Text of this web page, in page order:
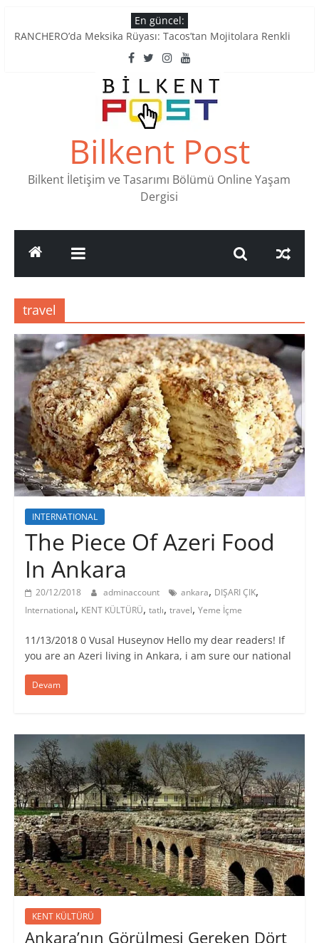
to
En güncel:
RANCHERO’da Meksika Rüyası: Tacos’tan Mojitolara Renkli
Ankara’nın Ruhunu Notalarda Yaşatan 4 Müzik Durağı
Pullardaki tarih: PTT Pul Müzesi
Stamp Collectors Unite: Places to Find Stamps in Ankara
Tatlı Konuşalım: Ankara’nın 4 Köklü Pastanesi
Bilkent Post
Bilkent İletişim ve Tasarımı Bölümü Online Yaşam
Dergisi
travel
INTERNATIONAL
The Piece Of Azeri Food
In Ankara
20/12/2018 adminaccount ankara, DIŞARI ÇIK,
International, KENT KÜLTÜRÜ, tatlı, travel, Yeme İçme
11/13/2018 0 Vusal Huseynov Hello my dear readers! If
you are an Azeri living in Ankara, i am sure our national
Devam
KENT KÜLTÜRÜ
Ankara’nın Görülmesi Gereken Dört